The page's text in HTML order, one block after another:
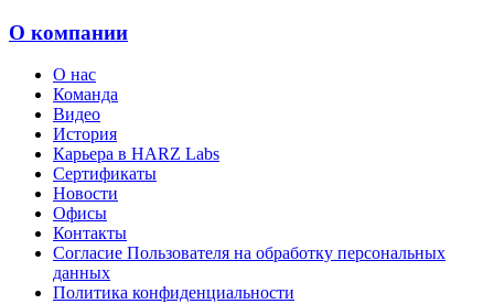
О компании
О нас
Команда
Видео
История
Карьера в HARZ Labs
Сертификаты
Новости
Офисы
Контакты
Согласие Пользователя на обработку персональных
данных
Политика конфиденциальности